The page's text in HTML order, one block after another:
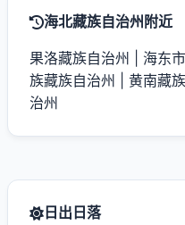
海北藏族自治州附近
果洛藏族自治州 海东市
族藏族自治州
黄南藏
治州
日出日落